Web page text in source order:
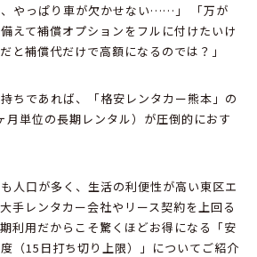
やっぱり車が欠かせない……」 「万が
えて補償オプションをフルに付けたいけ
と補償代だけで高額になるのでは？」
ちであれば、
「格安レンタカー熊本」の
月単位の長期レンタル）が圧倒的におす
人口が多く、 生活の利便性が高い東区エ
大手レンタカー会社やリース契約を上回る
利用だからこそ驚くほどお得になる「安
（15日打ち切り上限）」についてご紹介